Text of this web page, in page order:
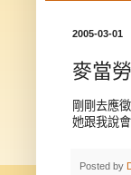
2005-03-01
麥當
剛剛去應
她跟我說
Posted by